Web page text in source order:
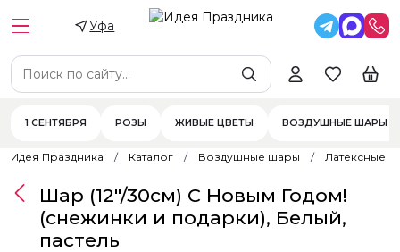
Уфа
1 СЕНТЯБРЯ РОЗЫ ЖИВЫЕ ЦВЕТЫ ВОЗДУШНЫЕ ШАРЫ
Идея Праздника Каталог Воздушные шары Латексные
Шар (12"/30см) С Новым Годом!
(снежинки и подарки), Белый,
пастель